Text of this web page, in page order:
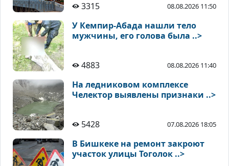
3315 08.08.2026 11:50
У Кемпир-Абада нашли тело
мужчины, его голова была ..>
4883 08.08.2026 11:40
На ледниковом комплексе
Челектор выявлены признаки ..>
5428 07.08.2026 18:05
В Бишкеке на ремонт закроют
участок улицы Тоголок ..>